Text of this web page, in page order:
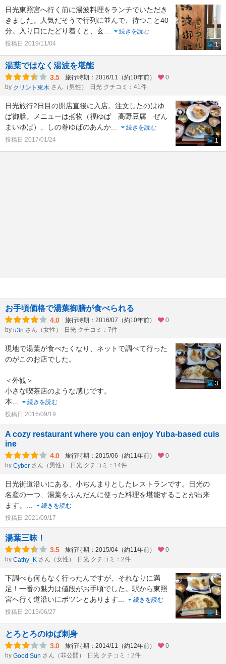
日光東照宮へ行く前に湯波料理をランチでいただき
きました。人気だそうで行列に並んで、待つこと40
分。入り口にたどり着くと、玄
続きを読む
投稿日:2019/11/04
1
湯葉ではなく湯波を堪能
3.5 旅行時期：2016/11（約10年前）
0
by クリント東木 さん（男性） 日光 クチコミ：41件
日光旅行2日目の開店直後に入店。注文したのはゆ
ば御膳。メニューは煮物（福ゆば 高野豆腐 ぜん
まいゆば）、しの巻ゆばのあんか
続きを読む
投稿日:2017/01/24
1
お手頃価格で湯葉御膳が食べられる
4.0 旅行時期：2016/07（約10年前）
0
by u3n さん（女性） 日光 クチコミ：7件
現地で湯葉が食べたくなり、ネットで調べて行った
のがこのお店でした。
＜外観＞
小さな喫茶店のような感じです。
本
続きを読む
投稿日:2016/09/19
3
A cozy restaurant where you can enjoy Yuba-based cuis
ine
4.0 旅行時期：2015/06（約11年前）
0
by Cyber さん（男性） 日光 クチコミ：14件
日光街道沿いにある、小ぢんまりとしたレストランです。日光の
名産の一つ、湯葉をふんだんに使った料理を堪能することが出来
ます。
続きを読む
投稿日:2021/09/17
湯葉三昧！
3.5 旅行時期：2015/04（約11年前）
0
by Cathy_K さん（女性） 日光 クチコミ：2件
下調べも何もなく行ったんですが、それなりに満
足！一番の魅力は値段がお手頃でした。駅から東照
宮へ行く道沿いにポツンとあります
続きを読む
投稿日:2015/06/27
1
とろとろのゆば刺身
3.0 旅行時期：2014/11（約12年前）
0
by Good Sun さん（非公開） 日光 クチコミ：2件